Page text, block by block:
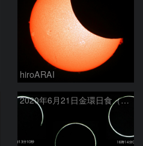
hiroARAI
2020年6月21日金環日食（拡大）